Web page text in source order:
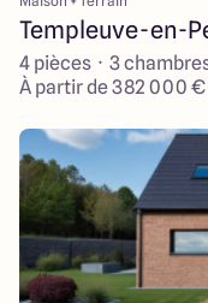
Templeuve-en-
4 pièces · 3
À partir de 382 000 €